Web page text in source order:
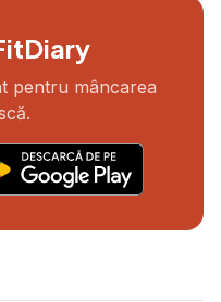
pentru mâncarea